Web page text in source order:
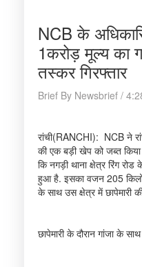
NCB के
1करोड़ मूल्य का
तस्कर गिरफ्तार
Brief By Newsbrief /
रांची(RANCHI): NCB ने
की एक बड़ी खेप को जब्त किया
कि नगड़ी थाना क्षेत्र रिंग रोड
हुआ है. इसका वजन 205
के साथ उस क्षेत्र में छापेमारी
छापेमारी के दौरान गांजा के